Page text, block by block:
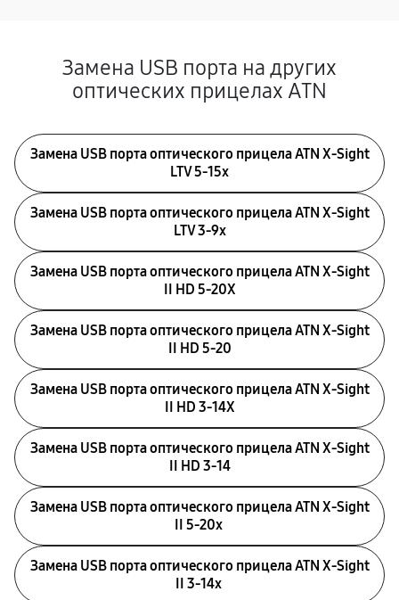
Замена USB порта на других
оптических прицелах ATN
Замена USB порта оптического прицела ATN X-Sight
LTV 5-15x
Замена USB порта оптического прицела ATN X-Sight
LTV 3-9x
Замена USB порта оптического прицела ATN X-Sight
II HD 5-20X
Замена USB порта оптического прицела ATN X-Sight
II HD 5-20
Замена USB порта оптического прицела ATN X-Sight
II HD 3-14X
Замена USB порта оптического прицела ATN X-Sight
II HD 3-14
Замена USB порта оптического прицела ATN X-Sight
II 5-20x
Замена USB порта оптического прицела ATN X-Sight
II 3-14x